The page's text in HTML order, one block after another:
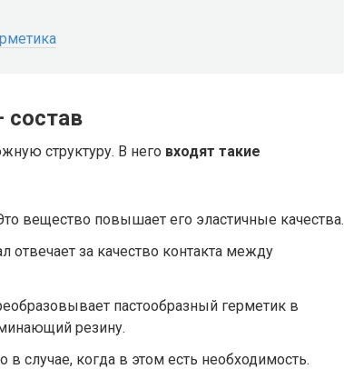
состав
структуру. В него входят такие
вещество повышает его эластичные качества.
отвечает за качество контакта между
пастообразный герметик в
резину.
в случае, когда в этом есть необходимость.